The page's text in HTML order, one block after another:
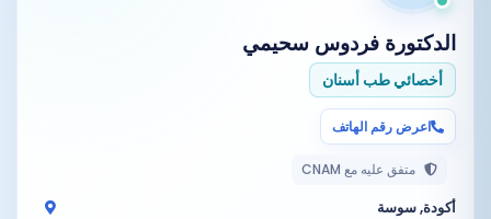
الدكتورة فردوس سحيمي
أخصائي طب أسنان
اعرض رقم الهاتف
متفق عليه مع CNAM
أكودة, سوسة